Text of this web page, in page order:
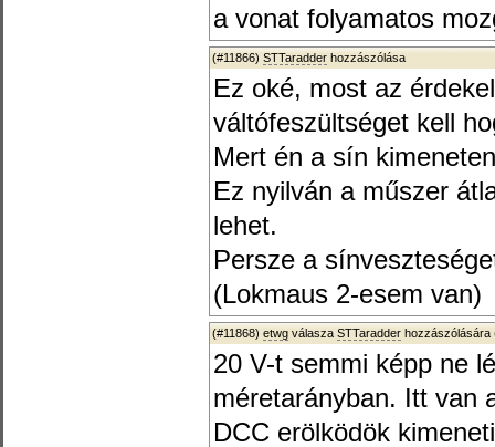
a vonat folyamatos
(#11866) STTaradder hozzászólása
Ez oké, most az
váltófeszültséget kell
Mert én a sín
Ez nyilván a műszer
lehet.
Persze a
(Lokmaus 2-esem van)
(#11868) etwg válasza STTaradder hozzászólására
20 V-t semmi képp ne
méretarányban. Itt van
DCC erölködök